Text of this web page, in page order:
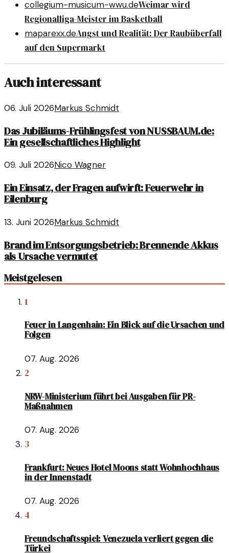
collegium-musicum-wwu.deWeimar wird
Regionalliga-Meister im Basketball
maparexx.deAngst und Realität: Der Raubüberfall
auf den Supermarkt
Auch interessant
06. Juli 2026Markus Schmidt
Das Jubiläums-Frühlingsfest von NUSSBAUM.de:
Ein gesellschaftliches Highlight
09. Juli 2026Nico Wagner
Ein Einsatz, der Fragen aufwirft: Feuerwehr in
Eilenburg
13. Juni 2026Markus Schmidt
Brand im Entsorgungsbetrieb: Brennende Akkus
als Ursache vermutet
Meistgelesen
1
Feuer in Langenhain: Ein Blick auf die Ursachen und
Folgen
07. Aug. 2026
2
NRW-Ministerium führt bei Ausgaben für PR-
Maßnahmen
07. Aug. 2026
3
Frankfurt: Neues Hotel Moons statt Wohnhochhaus
in der Innenstadt
07. Aug. 2026
4
Freundschaftsspiel: Venezuela verliert gegen die
Türkei